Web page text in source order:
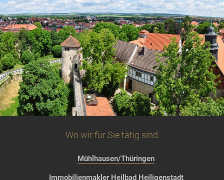
Wo wir für Sie tätig sind
Mühlhausen/Thüringen
Immobilienmakler Heilbad Heiligenstadt